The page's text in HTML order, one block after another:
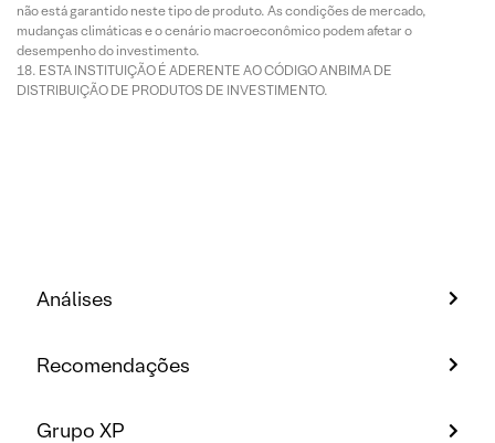
não está garantido neste tipo de produto. As condições de mercado,
mudanças climáticas e o cenário macroeconômico podem afetar o
desempenho do investimento.
ESTA INSTITUIÇÃO É ADERENTE AO CÓDIGO ANBIMA DE
DISTRIBUIÇÃO DE PRODUTOS DE INVESTIMENTO.
Análises
Recomendações
Grupo XP